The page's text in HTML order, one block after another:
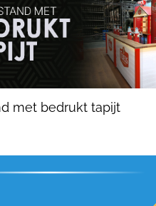
met bedrukt tapijt